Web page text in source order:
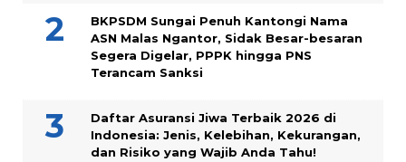
BKPSDM Sungai Penuh Kantongi Nama
ASN Malas Ngantor, Sidak Besar-besaran
Segera Digelar, PPPK hingga PNS
Terancam Sanksi
Daftar Asuransi Jiwa Terbaik 2026 di
Indonesia: Jenis, Kelebihan, Kekurangan,
dan Risiko yang Wajib Anda Tahu!